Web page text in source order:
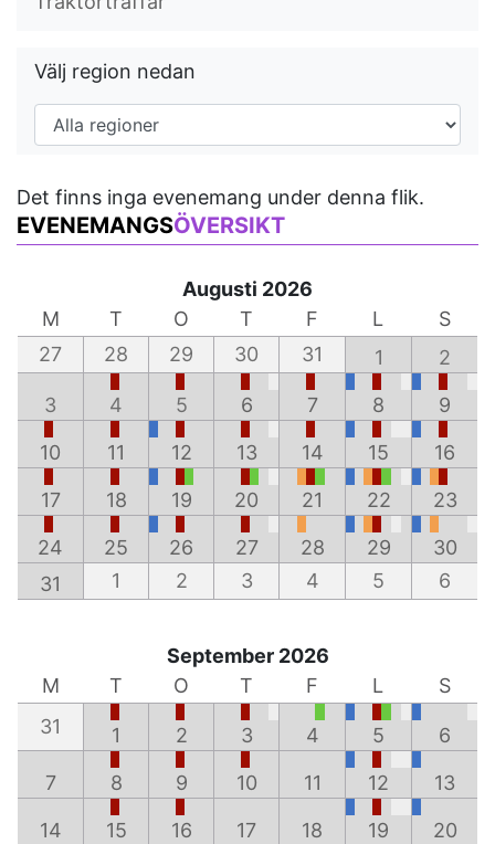
Välj region nedan
Det finns inga evenemang under denna flik.
EVENEMANGSÖVERSIKT
Augusti 2026
M
T O T F L
S
27
28 29 30 31 1 2
3 4 5 6 7 8 9
10 11 12 13 14 15 16
17 18 19 20 21 22 23
24 25 26 27 28 29
30
31
1 2 3 4 5 6
September 2026
M
T O T F L
S
31
1 2 3 4 5 6
7 8 9 10 11 12 13
14 15 16 17 18 19 20